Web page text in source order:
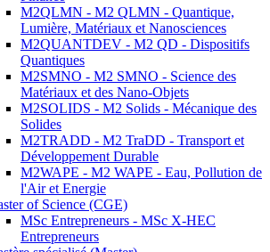
M2QLMN - M2 QLMN - Quantique,
Lumière, Matériaux et Nanosciences
M2QUANTDEV - M2 QD - Dispositifs
Quantiques
M2SMNO - M2 SMNO - Science des
Matériaux et des Nano-Objets
M2SOLIDS - M2 Solids - Mécanique des
Solides
M2TRADD - M2 TraDD - Transport et
Développement Durable
M2WAPE - M2 WAPE - Eau, Pollution de
l'Air et Energie
of Science (CGE)
MSc Entrepreneurs - MSc X-HEC
Entrepreneurs